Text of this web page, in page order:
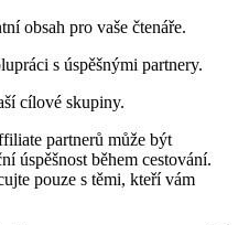
obsah pro vaše čtenáře.
s úspěšnými partnery.
cílové skupiny.
partnerů může být
úspěšnost během cestování.
pouze s těmi, kteří vám